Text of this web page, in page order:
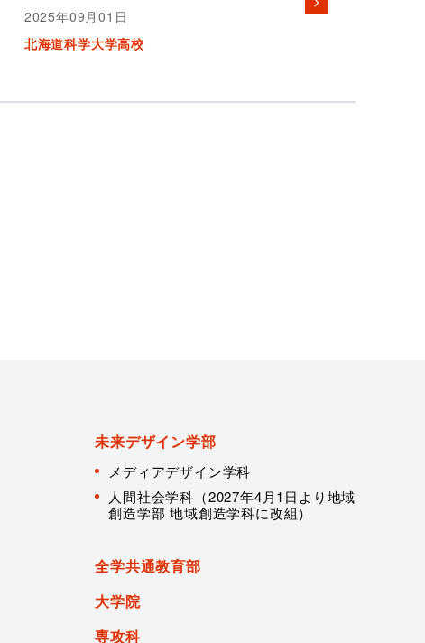
2025年09月01日
北海道科学大学高校
未来デザイン学部
メディアデザイン学科
人間社会学科（2027年4月1日より地域
創造学部 地域創造学科に改組）
全学共通教育部
大学院
専攻科